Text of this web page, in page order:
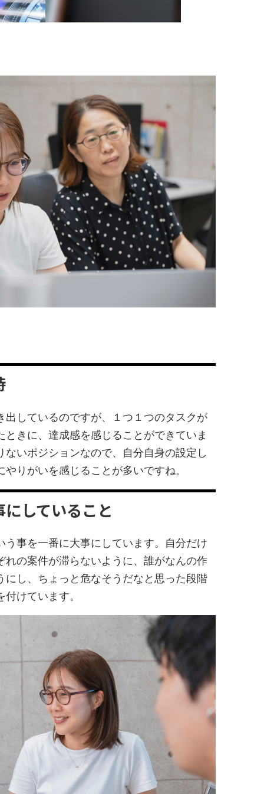
出しているのですが、１つ１つのタスクが
きに、達成感を感じることができていま
いポジションなので、自分自身の設定し
りがいを感じることが多いですね。
していること
事を一番に大事にしています。自分だけ
れの案件が滞らないように、誰がなんの作
にし、ちょっと危なそうだなと思った段階
けています。